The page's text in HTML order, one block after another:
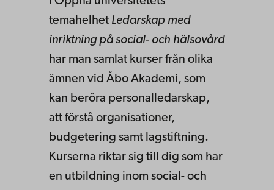
temahelhet Ledarskap med
inriktning på social- och hälsovård
har man samlat kurser från olika
ämnen vid Åbo Akademi, som
kan beröra personalledarskap,
att förstå organisationer,
budgetering samt lagstiftning.
Kurserna riktar sig till dig som har
en utbildning inom social- och